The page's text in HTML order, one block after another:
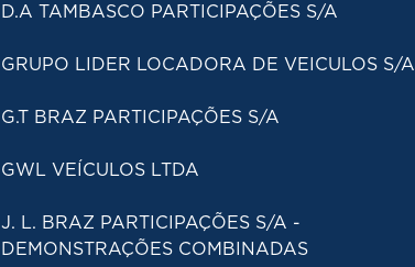
D.A TAMBASCO PARTICIPAÇÕES S/A
GRUPO LIDER LOCADORA DE VEICULOS S/A
G.T BRAZ PARTICIPAÇÕES S/A
GWL VEÍCULOS LTDA
J. L. BRAZ PARTICIPAÇÕES S/A -
DEMONSTRAÇÕES COMBINADAS